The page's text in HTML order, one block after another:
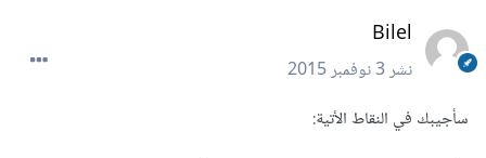
Bilel
نشر3 نوفمبر 2015
سأجيبك في النقاط الأتية: